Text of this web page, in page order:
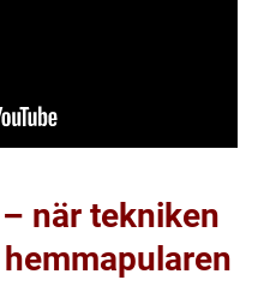
när tekniken